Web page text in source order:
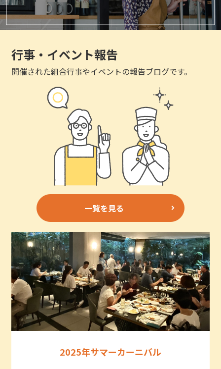
行事・イベント報告
開催された組合行事やイベントの報告ブログです。
一覧を見る
2025年サマーカーニバル